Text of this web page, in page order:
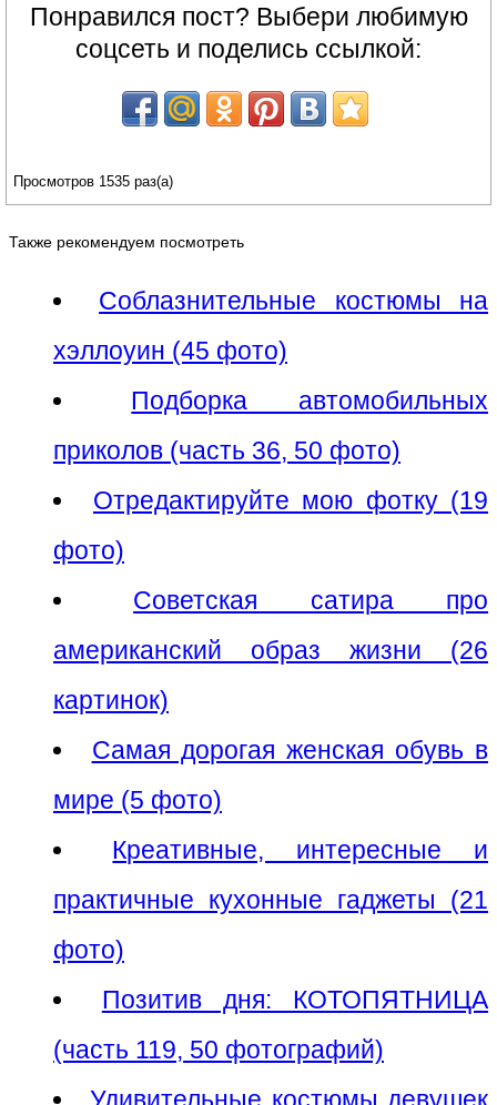
Понравился пост? Выбери любимую
соцсеть и поделись ссылкой:
Просмотров 1535 раз(а)
Также рекомендуем посмотреть
Соблазнительные костюмы на
хэллоуин (45 фото)
Подборка автомобильных
приколов (часть 36, 50 фото)
Отредактируйте мою фотку (19
фото)
Советская сатира про
американский образ жизни (26
картинок)
Самая дорогая женская обувь в
мире (5 фото)
Креативные, интересные и
практичные кухонные гаджеты (21
фото)
Позитив дня: КОТОПЯТНИЦА
(часть 119, 50 фотографий)